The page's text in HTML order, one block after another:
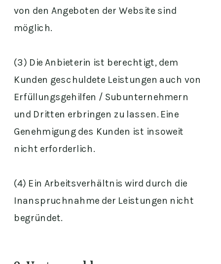
von den Angeboten der Website sind
möglich.
(3) Die Anbieterin ist berechtigt, dem
Kunden geschuldete Leistungen auch von
Erfüllungsgehilfen / Subunternehmern
und Dritten erbringen zu lassen. Eine
Genehmigung des Kunden ist insoweit
nicht erforderlich.
(4) Ein Arbeitsverhältnis wird durch die
Inanspruchnahme der Leistungen nicht
begründet.